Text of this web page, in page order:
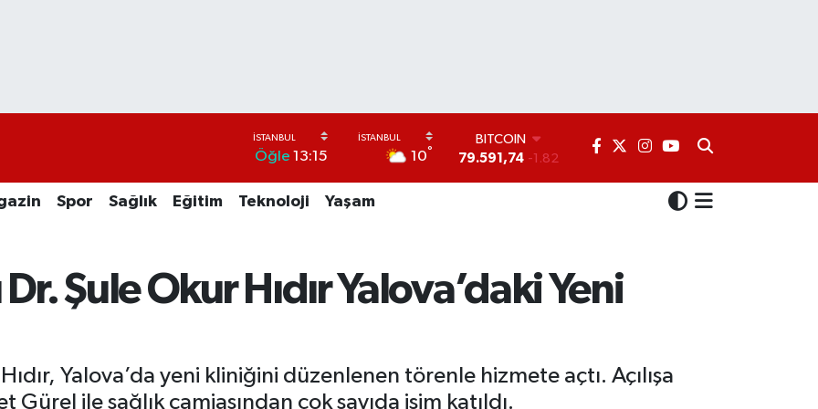
Öğle 13:15 10°
DOLAR
45,43620 0.02
6862,09000 0.19
BİST100
Spor Sağlık Eğitim Teknoloji Yaşam
Şule Okur Hıdır Yalova’daki Yeni
Yalova’da yeni kliniğini düzenlenen törenle hizmete açtı. Açılışa
Gürel ile sağlık camiasından çok sayıda isim katıldı.